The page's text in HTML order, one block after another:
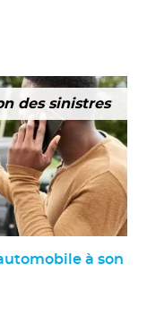
des sinistres
à son